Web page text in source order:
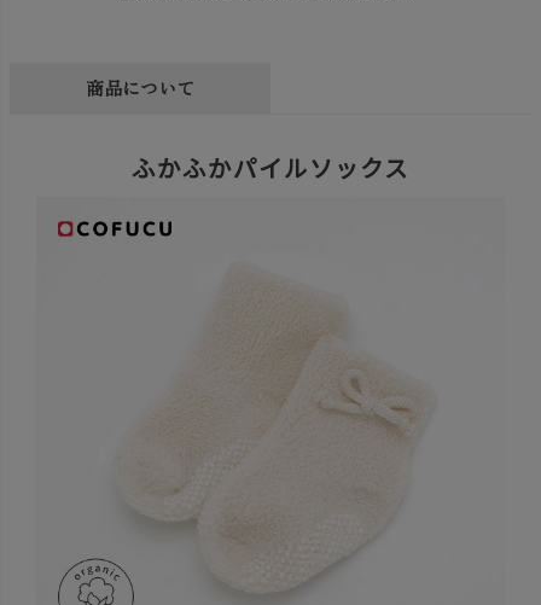
商品について
ふかふかパイルソックス